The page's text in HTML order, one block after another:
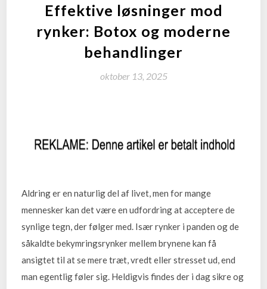
Effektive løsninger mod
rynker: Botox og moderne
behandlinger
oktober 13, 2025
Aldring er en naturlig del af livet, men for mange
mennesker kan det være en udfordring at acceptere de
synlige tegn, der følger med. Især rynker i panden og de
såkaldte bekymringsrynker mellem brynene kan få
ansigtet til at se mere træt, vredt eller stresset ud, end
man egentlig føler sig. Heldigvis findes der i dag sikre og